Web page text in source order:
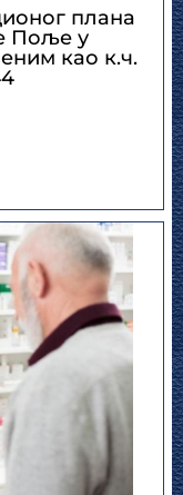
плана
Поље у
као к.ч.